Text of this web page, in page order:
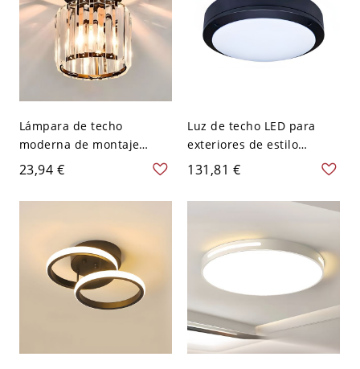
Lámpara de techo
moderna de montaje
empotrado con una luz,
vidrio transparente y
dirección de sombra hacia
Negro 110 A 120 V
Redondo
23,94 €
Luz de techo LED para
exteriores de estilo
moderno y sencillo,
impermeable y montada
en superficie - 110 A 120
131,81 €